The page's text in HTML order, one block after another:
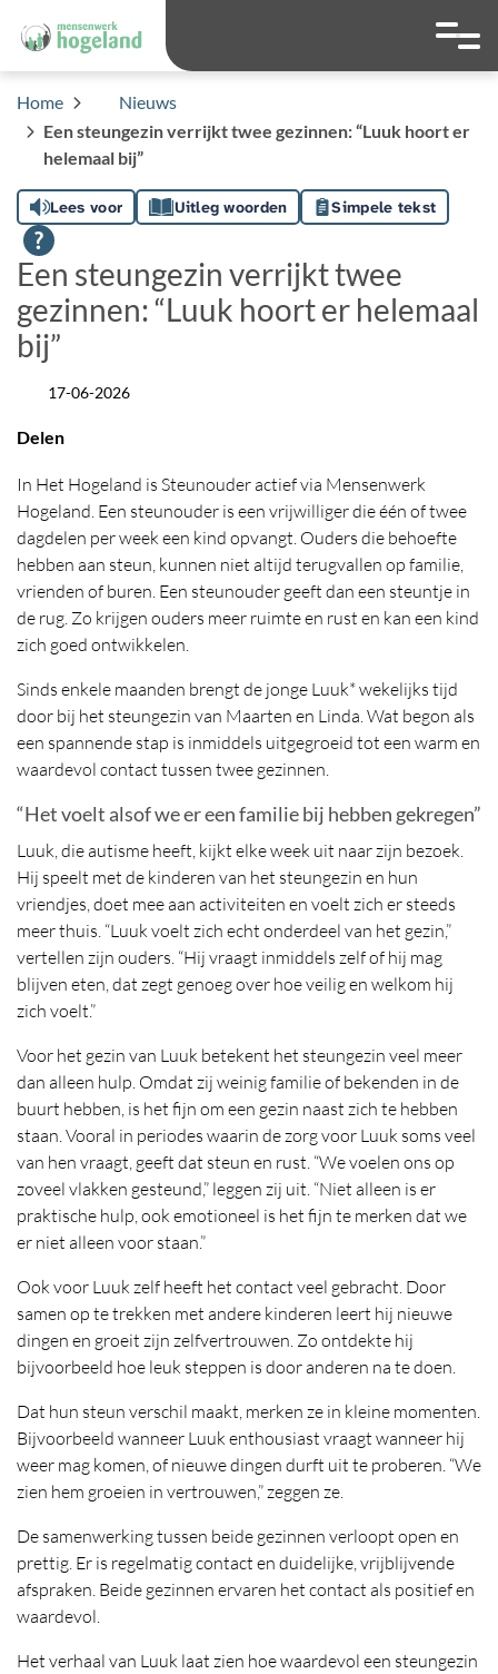
Hoog contrast
Ga naar
Home
Nieuws
Een steungezin verrijkt twee gezinnen: “Luuk hoort er
helemaal bij”
Lees voor Uitleg woorden Simpele tekst
Een steungezin verrijkt twee
gezinnen: “Luuk hoort er helemaal
bij”
Datum
17-06-2026
Delen
In Het Hogeland is Steunouder actief via Mensenwerk
Hogeland. Een steunouder is een vrijwilliger die één of twee
dagdelen per week een kind opvangt. Ouders die behoefte
hebben aan steun, kunnen niet altijd terugvallen op familie,
vrienden of buren. Een steunouder geeft dan een steuntje in
de rug. Zo krijgen ouders meer ruimte en rust en kan een kind
zich goed ontwikkelen.
Sinds enkele maanden brengt de jonge Luuk* wekelijks tijd
door bij het steungezin van Maarten en Linda. Wat begon als
een spannende stap is inmiddels uitgegroeid tot een warm en
waardevol contact tussen twee gezinnen.
“Het voelt alsof we er een familie bij hebben gekregen”
Luuk, die autisme heeft, kijkt elke week uit naar zijn bezoek.
Hij speelt met de kinderen van het steungezin en hun
vriendjes, doet mee aan activiteiten en voelt zich er steeds
meer thuis. “Luuk voelt zich echt onderdeel van het gezin,”
vertellen zijn ouders. “Hij vraagt inmiddels zelf of hij mag
blijven eten, dat zegt genoeg over hoe veilig en welkom hij
zich voelt.”
Voor het gezin van Luuk betekent het steungezin veel meer
dan alleen hulp. Omdat zij weinig familie of bekenden in de
buurt hebben, is het fijn om een gezin naast zich te hebben
staan. Vooral in periodes waarin de zorg voor Luuk soms veel
van hen vraagt, geeft dat steun en rust. “We voelen ons op
zoveel vlakken gesteund,” leggen zij uit. “Niet alleen is er
praktische hulp, ook emotioneel is het fijn te merken dat we
er niet alleen voor staan.”
Ook voor Luuk zelf heeft het contact veel gebracht. Door
samen op te trekken met andere kinderen leert hij nieuwe
dingen en groeit zijn zelfvertrouwen. Zo ontdekte hij
bijvoorbeeld hoe leuk steppen is door anderen na te doen.
Dat hun steun verschil maakt, merken ze in kleine momenten.
Bijvoorbeeld wanneer Luuk enthousiast vraagt wanneer hij
weer mag komen, of nieuwe dingen durft uit te proberen. “We
zien hem groeien in vertrouwen,” zeggen ze.
De samenwerking tussen beide gezinnen verloopt open en
prettig. Er is regelmatig contact en duidelijke, vrijblijvende
afspraken. Beide gezinnen ervaren het contact als positief en
waardevol.
Het verhaal van Luuk laat zien hoe waardevol een steungezin